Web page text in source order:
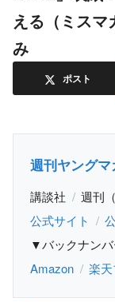
える（ミス
み
ポスト
週刊ヤング
講談社
週刊
公式サイト
▼バックナン
Amazon
楽